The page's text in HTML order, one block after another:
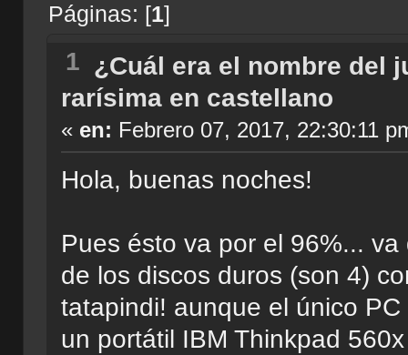
Páginas: [1]
1 ¿Cuál era el nombre del
rarísima en castellano
« en: Febrero 07, 2017, 22:30:11
Hola, buenas noches!
Pues ésto va por el 96%...
de los discos duros (son 4)
tatapindi! aunque el único
un portátil IBM Thinkpad